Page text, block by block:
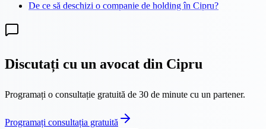
De ce să deschizi o companie de holding în Cipru?
Discutați cu un avocat din Cipru
Programați o consultație gratuită de 30 de minute cu un partener.
Programați consultația gratuită